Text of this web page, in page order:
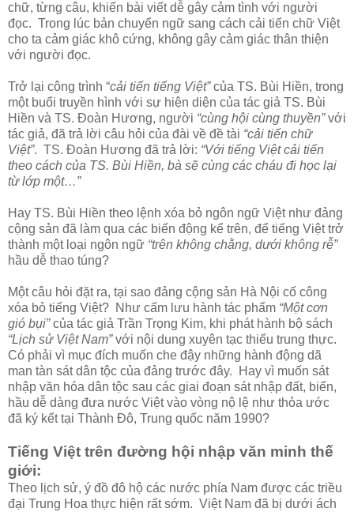
chữ, từng câu, khiến bài viết dễ gây cảm tình với người
đọc. Trong lúc bản chuyển ngữ sang cách cải tiến chữ Việt
cho ta cảm giác khô cứng, không gây cảm giác thân thiện
với người đọc.
Trở lại công trình “cải tiến tiếng Việt”của TS. Bùi Hiền, trong
một buổi truyền hình với sự hiện diện của tác giả TS. Bùi
Hiền và TS. Đoàn Hương, người “cùng hội cùng thuyền”với
tác giả, đã trả lời câu hỏi của đài về đề tài “cải tiến chữ
Việt”. TS. Đoàn Hương đã trả lời: “Với tiếng Việt cải tiến
theo cách của TS. Bùi Hiền, bà sẽ cùng các cháu đi học lại
từ lớp một…”
Hay TS. Bùi Hiền theo lệnh xóa bỏ ngôn ngữ Việt như đảng
cộng sản đã làm qua các biến động kể trên, để tiếng Việt trở
thành một loại ngôn ngữ “trên không chằng, dưới không rễ”
hầu dễ thao túng?
Một câu hỏi đặt ra, tại sao đảng cộng sản Hà Nội cố công
xóa bỏ tiếng Việt? Như cấm lưu hành tác phẩm “Một cơn
gió bụi”của tác giả Trần Trọng Kim, khi phát hành bộ sách
“Lịch sử Việt Nam”với nội dung xuyên tạc thiếu trung thực.
Có phải vì mục đích muốn che đậy những hành động dã
man tàn sát dân tộc của đảng trước đây. Hay vì muốn sát
nhập văn hóa dân tộc sau các giai đoạn sát nhập đất, biển,
hầu dễ dàng đưa nước Việt vào vòng nộ lệ như thỏa ước
đã ký kết tại Thành Đô, Trung quốc năm 1990?
Tiếng Việt trên đường hội nhập văn minh thế
giới:
Theo lịch sử, ý đồ đô hộ các nước phía Nam được các triều
đại Trung Hoa thực hiện rất sớm. Việt Nam đã bị dưới ách